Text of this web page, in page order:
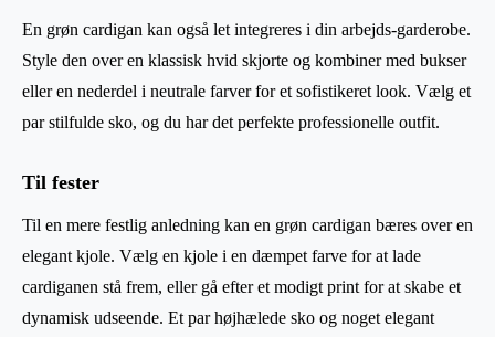
En grøn cardigan kan også let integreres i din arbejds-garderobe.
Style den over en klassisk hvid skjorte og kombiner med bukser
eller en nederdel i neutrale farver for et sofistikeret look. Vælg et
par stilfulde sko, og du har det perfekte professionelle outfit.
Til fester
Til en mere festlig anledning kan en grøn cardigan bæres over en
elegant kjole. Vælg en kjole i en dæmpet farve for at lade
cardiganen stå frem, eller gå efter et modigt print for at skabe et
dynamisk udseende. Et par højhælede sko og noget elegant